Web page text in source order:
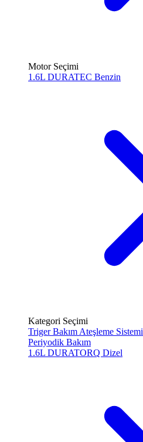
Motor Seçimi
1.6L DURATEC Benzin
Kategori Seçimi
Triger Bakım Ateşleme Sistemi
Periyodik Bakım
1.6L DURATORQ Dizel